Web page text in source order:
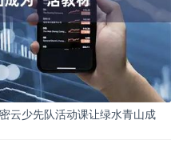
云少先队活动课让绿水青山成